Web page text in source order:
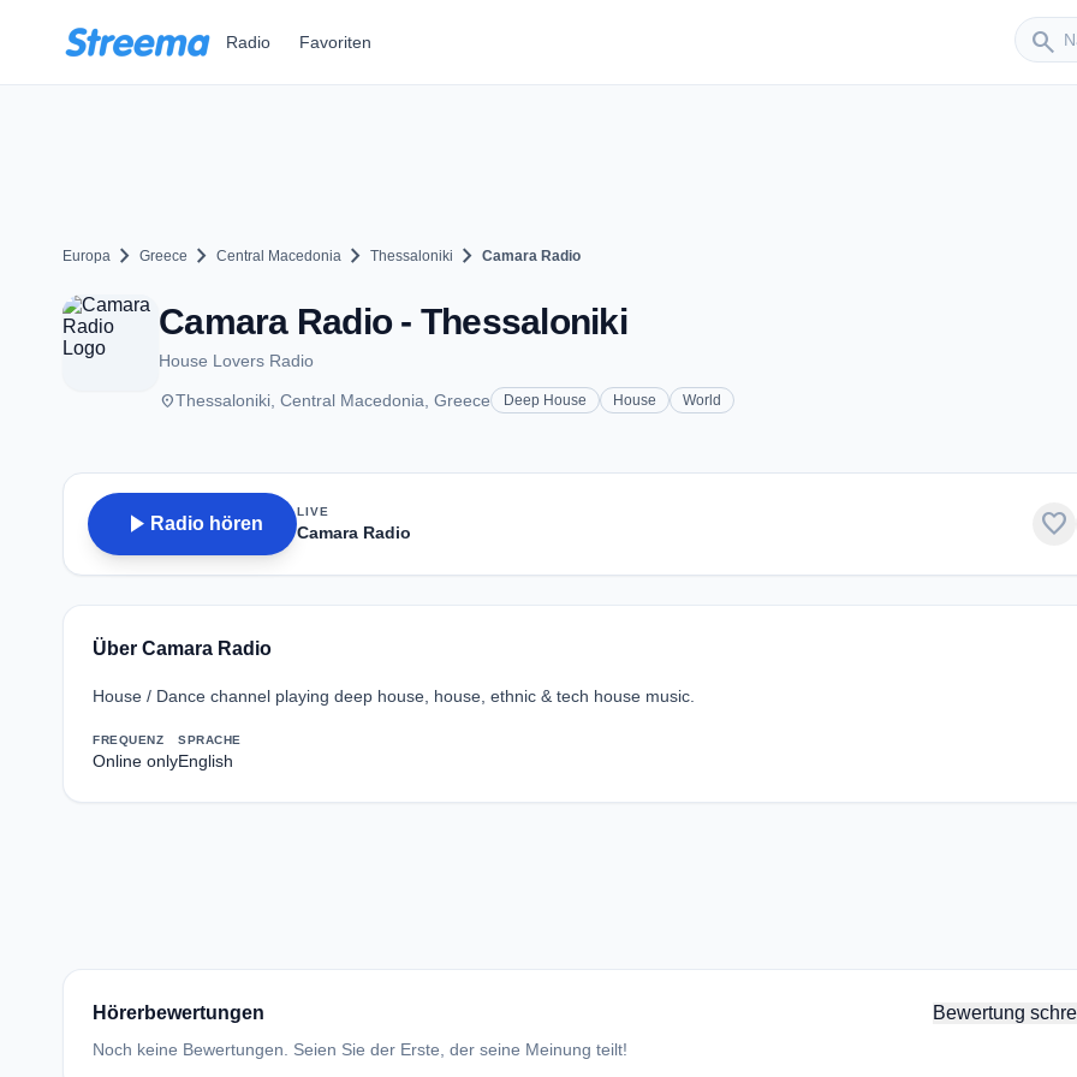
Radio Favoriten search
Europa chevron_right Greece chevron_right Central Macedonia chevron_right Thessaloniki chevron_right Camara Radio
Camara Radio - Thessaloniki
House Lovers Radio
placeThessaloniki, Central Macedonia, Greece Deep House House World
play_arrow Radio hören
LIVE
Camara Radio favorite
Über Camara Radio
House / Dance channel playing deep house, house, ethnic & tech house music.
FREQUENZ
Online only
SPRACHE
English
Hörerbewertungen Bewertung
Noch keine Bewertungen. Seien Sie der Erste, der seine Meinung teilt!